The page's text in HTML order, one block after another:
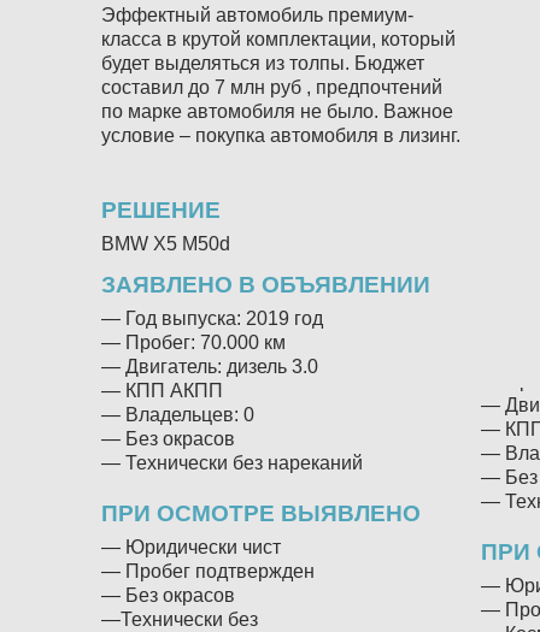
ПРИ ОСМОТРЕ ВЫЯВЛЕНО
РЕШЕНИЕ
ЗАЯВЛЕНО В ОБЪЯВЛЕНИИ
Эффектный автомобиль премиум-
класса в крутой комплектации, который
будет выделяться из толпы. Бюджет
составил до 7 млн руб , предпочтений
по марке автомобиля не было. Важное
условие – покупка автомобиля в лизинг.
— Юридически чист
— Пробег подтвержден
— Без окрасов
—Технически без
BMW X5 M50d
— Год выпуска: 2019 год
— Пробег: 70.000 км
— Двигатель: дизель 3.0
— КПП АКПП
— Владельцев: 0
— Без окрасов
— Технически без нареканий
ПРИ
—
—
—
—
—
— Без
—